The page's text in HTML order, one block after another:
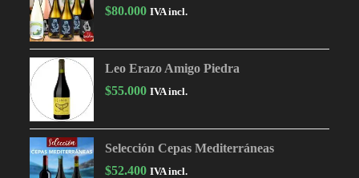
$80.000 IVA incl.
Leo Erazo Amigo Piedra
$55.000 IVA incl.
Selección Cepas Mediterráneas
$52.400 IVA incl.